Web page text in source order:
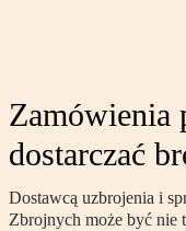
Zamówienia
dostarczać
Dostawcą uzbrojenia i
Zbrojnych może być nie